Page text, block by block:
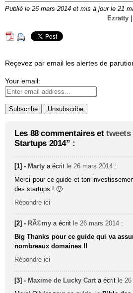
Publié le 26 mars 2014 et mis à jour le 21
Ezratty
Reçevez par email les alertes de
Your email:
Les 88 commentaires et tweets
Startups 2014” :
[1] - Marty a écrit le 26 mars 2014 :
Merci pour ce guide et ton
des startups ! 🙂
Répondre ici
[2] - RÃ©my a écrit le 26 mars 2014 :
Big Thanks pour ce guide qui va
nombreaux domaines !!
Répondre ici
[3] - Maxime de Lucky Cart a écrit le